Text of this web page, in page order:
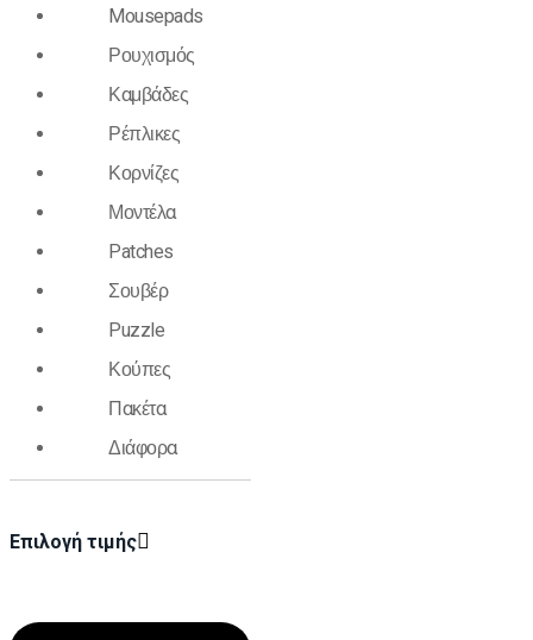
Mousepads
Ρουχισμός
Καμβάδες
Ρέπλικες
Κορνίζες
Μοντέλα
Patches
Σουβέρ
Puzzle
Κούπες
Πακέτα
Διάφορα
Επιλογή τιμής